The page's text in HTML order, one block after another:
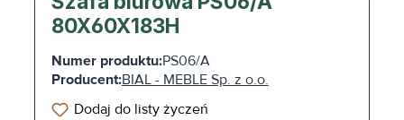
80X60X183H
Numer produktu:PS06/A
Producent:BIAL - MEBLE Sp. z o.o.
Dodaj do listy życzeń